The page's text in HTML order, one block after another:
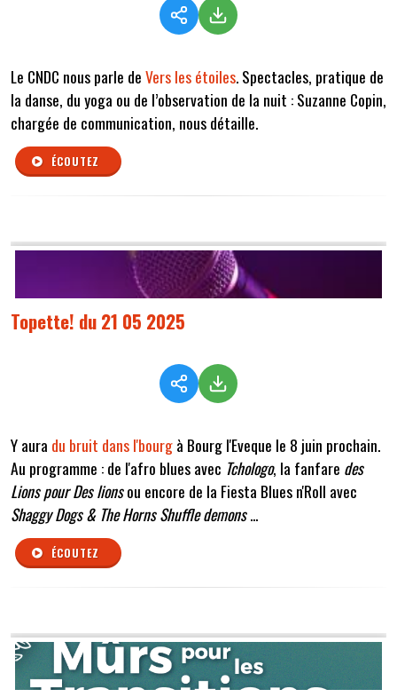
Le CNDC nous parle deVers les étoiles. Spectacles, pratique de
la danse, du yoga ou de l’observation de la nuit : Suzanne Copin,
chargée de communication, nous détaille.
ÉCOUTEZ
Topette! du 21 05 2025
Y aura du bruit dans l'bourgà Bourg l'Eveque le 8 juin prochain.
Au programme : de l'afro blues avec Tchologo, la fanfare des
Lions pour Des lionsou encore de la Fiesta Blues n'Roll avec
Shaggy Dogs & The Horns Shuffle demons...
ÉCOUTEZ